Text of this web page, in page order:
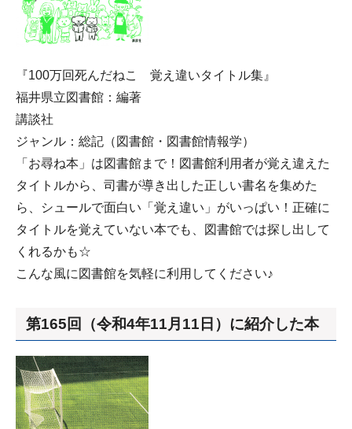
『100万回死んだねこ 覚え違いタイトル集』
福井県立図書館：編著
講談社
ジャンル：総記（図書館・図書館情報学）
「お尋ね本」は図書館まで！図書館利用者が覚え違えた
タイトルから、司書が導き出した正しい書名を集めた
ら、シュールで面白い「覚え違い」がいっぱい！正確に
タイトルを覚えていない本でも、図書館では探し出して
くれるかも☆
こんな風に図書館を気軽に利用してください♪
第165回（令和4年11月11日）に紹介した本